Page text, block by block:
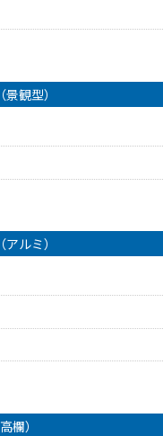
観型）
ルミ）
欄）